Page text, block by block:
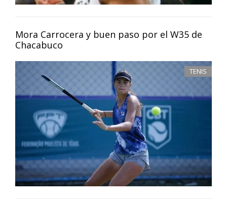
Mora Carrocera y buen paso por el W35 de
Chacabuco
TENIS